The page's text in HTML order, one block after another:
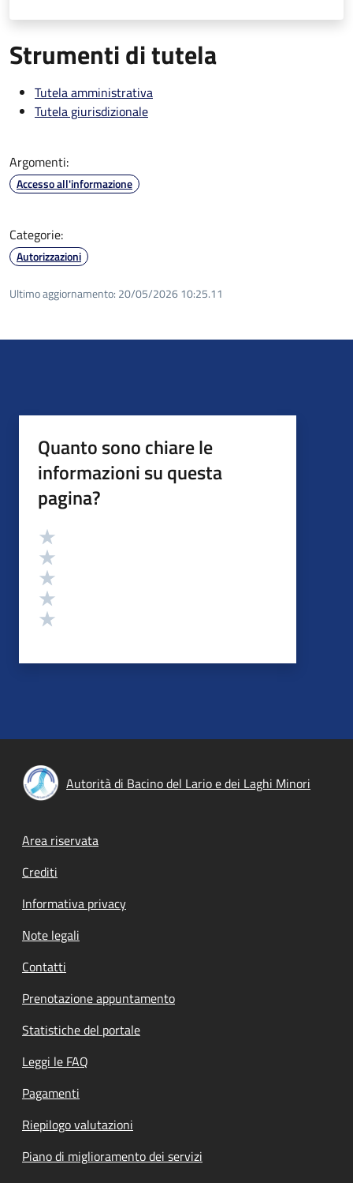
Strumenti di tutela
Tutela amministrativa
Tutela giurisdizionale
Argomenti:
Accesso all'informazione
Categorie:
Autorizzazioni
Ultimo aggiornamento: 20/05/2026 10:25.11
Quanto sono chiare le
informazioni su questa
pagina?
Valutazione
Autorità di Bacino del Lario e dei Laghi Minori
Footer menu
Area riservata
Crediti
Informativa privacy
Note legali
Contatti
Prenotazione appuntamento
Statistiche del portale
Leggi le FAQ
Pagamenti
Riepilogo valutazioni
Piano di miglioramento dei servizi